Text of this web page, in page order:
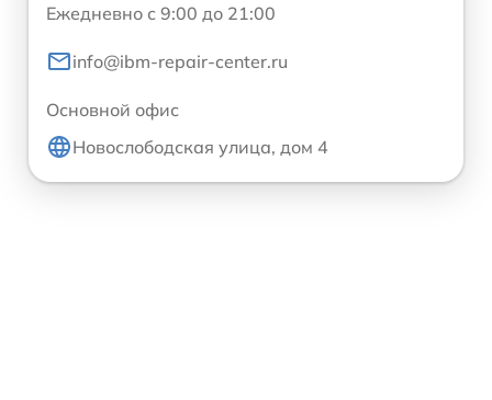
Ежедневно с 9:00 до 21:00
info@ibm-repair-center.ru
Основной офис
Новослободская улица, дом 4